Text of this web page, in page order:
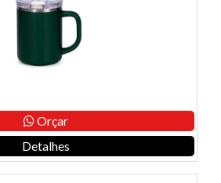
Orçar
Detalhes